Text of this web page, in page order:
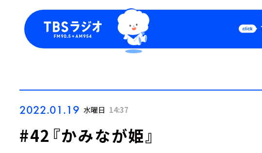
Podcast
2022.01.19 水曜日 14:37
#42『かみなが姫』